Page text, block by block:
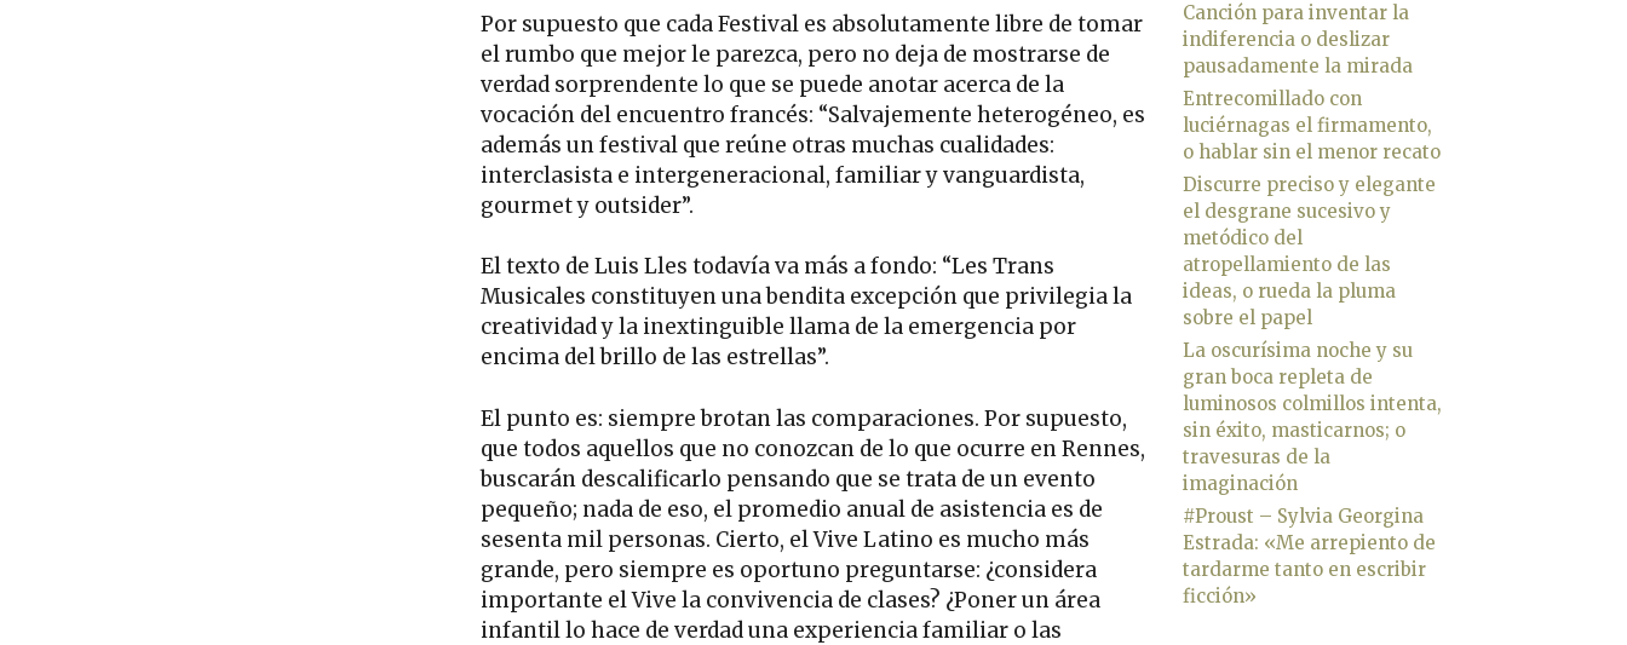
Por supuesto que cada Festival es absolutamente libre de tomar
el rumbo que mejor le parezca, pero no deja de mostrarse de
verdad sorprendente lo que se puede anotar acerca de la
vocación del encuentro francés: “Salvajemente heterogéneo, es
además un festival que reúne otras muchas cualidades:
interclasista e intergeneracional, familiar y vanguardista,
gourmet y outsider”.
El texto de Luis Lles todavía va más a fondo: “Les Trans
Musicales constituyen una bendita excepción que privilegia la
creatividad y la inextinguible llama de la emergencia por
encima del brillo de las estrellas”.
El punto es: siempre brotan las comparaciones. Por supuesto,
que todos aquellos que no conozcan de lo que ocurre en Rennes,
buscarán descalificarlo pensando que se trata de un evento
pequeño; nada de eso, el promedio anual de asistencia es de
sesenta mil personas. Cierto, el Vive Latino es mucho más
grande, pero siempre es oportuno preguntarse: ¿considera
importante el Vive la convivencia de clases? ¿Poner un área
infantil lo hace de verdad una experiencia familiar o las
Canción para inventar la
indiferencia o deslizar
pausadamente la mirada
Entrecomillado con
luciérnagas el firmamento,
o hablar sin el menor recato
Discurre preciso y elegante
el desgrane sucesivo y
metódico del
atropellamiento de las
ideas, o rueda la pluma
sobre el papel
La oscurísima noche y su
gran boca repleta de
luminosos colmillos intenta,
sin éxito, masticarnos; o
travesuras de la
imaginación
#Proust – Sylvia Georgina
Estrada: «Me arrepiento de
tardarme tanto en escribir
ficción»